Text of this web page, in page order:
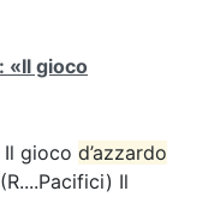
«Il gioco
Il gioco d’azzardo
Il